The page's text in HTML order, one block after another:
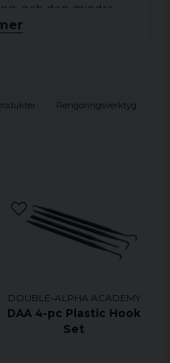
DOUBLE-ALPHA ACADEMY
DAA 4-pc Plastic Hook
Set
och den mindre
3x20 mm.
Rengöringsverktyg